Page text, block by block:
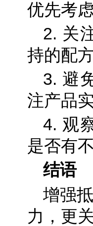
优先考
2. 关
持的配
3. 避
注产品
4. 观
是否有
结语
增强
力，更